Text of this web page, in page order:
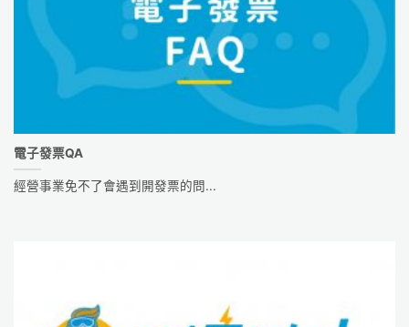
電子發票QA
經營事業免不了會遇到開發票的問...